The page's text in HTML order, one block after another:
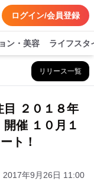
ログイン/会員登録
ン・美容 ライフスタ
リリース一覧
目 ２０１８年
催 １０月１
ト！
2017年9月26日 11:00